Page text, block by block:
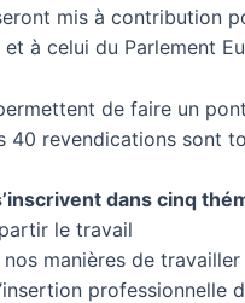
mis à contribution
à celui du Parlement
de faire un
40 revendications sont
dans cinq
le travail
manières de travailler
professionnelle